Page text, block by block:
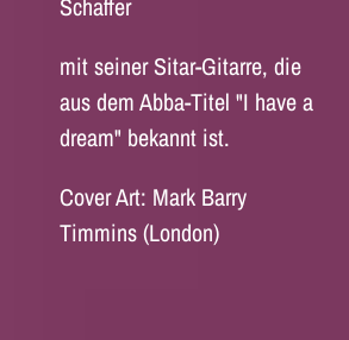
Schaffer
mit seiner Sitar-Gitarre, die
aus dem Abba-Titel "I have a
dream" bekannt ist.
Cover Art: Mark Barry
Timmins (London)